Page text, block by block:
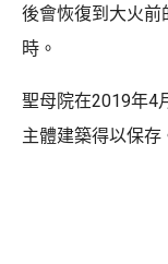
後會恢復到大火
時。
聖母院在2019年4
主體建築得以保存